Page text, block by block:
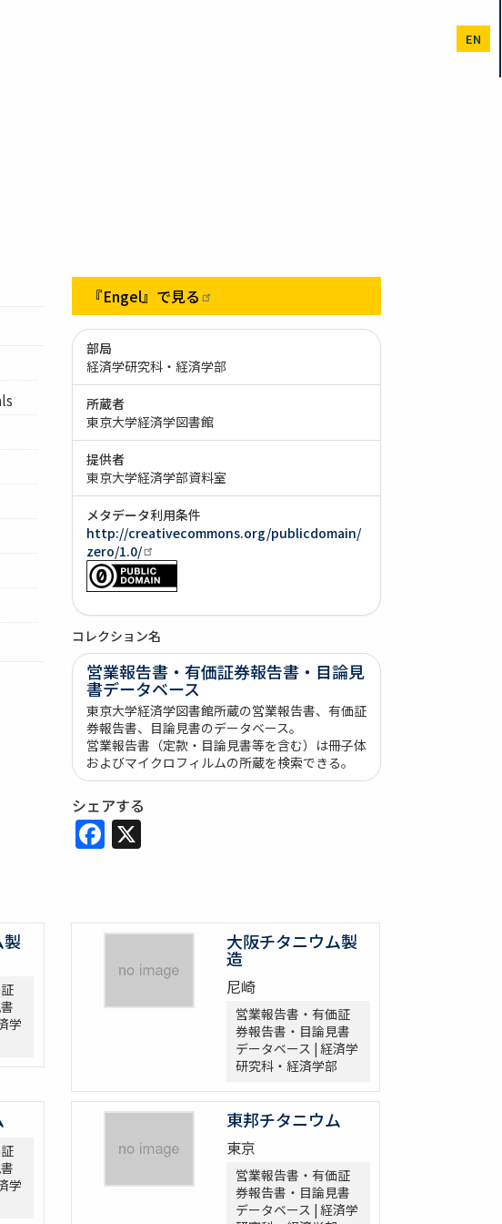
EN
『Engel』で見る
部局
経済学研究科・経済学部
所蔵者
東京大学経済学図書館
提供者
東京大学経済学部資料室
メタデータ利用条件
http://creativecommons.org/publicdomain/
zero/1.0/
コレクション名
営業報告書・有価証券報告書・目論見
書データベース
東京大学経済学図書館所蔵の営業報告書、有価証
券報告書、目論見書のデータベース。
営業報告書（定款・目論見書等を含む）は冊子体
およびマイクロフィルムの所蔵を検索できる。
シェアする
Facebook
X
学
大阪チタニウム製
造
尼崎
営業報告書・有価証
券報告書・目論見書
データベース | 経済学
研究科・経済学部
学
東邦チタニウム
東京
営業報告書・有価証
券報告書・目論見書
データベース | 経済学